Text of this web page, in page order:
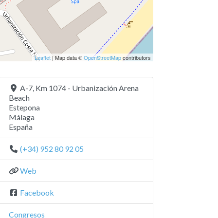
Leaflet | Map data ©OpenStreetMapcontributors
A-7, Km 1074 - Urbanización Arena
Beach
Estepona
Málaga
España
(+34) 952 80 92 05
Web
Facebook
Congresos